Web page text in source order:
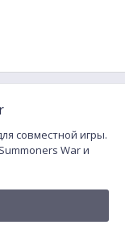
совместной игры.
War и